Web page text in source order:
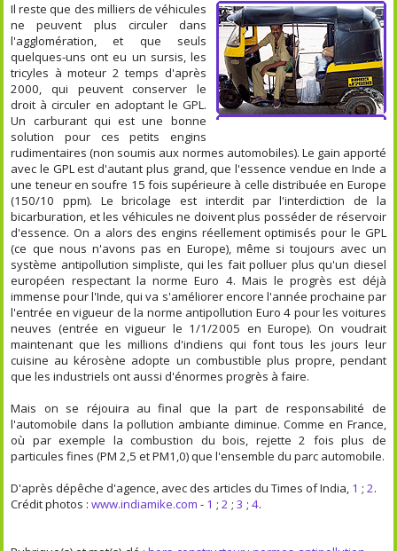
Il reste que des milliers de véhicules
ne peuvent plus circuler dans
l'agglomération, et que seuls
quelques-uns ont eu un sursis, les
tricyles à moteur 2 temps d'après
2000, qui peuvent conserver le
droit à circuler en adoptant le GPL.
Un carburant qui est une bonne
solution pour ces petits engins
rudimentaires (non soumis aux normes automobiles). Le gain apporté
avec le GPL est d'autant plus grand, que l'essence vendue en Inde a
une teneur en soufre 15 fois supérieure à celle distribuée en Europe
(150/10 ppm). Le bricolage est interdit par l'interdiction de la
bicarburation, et les véhicules ne doivent plus posséder de réservoir
d'essence. On a alors des engins réellement optimisés pour le GPL
(ce que nous n'avons pas en Europe), même si toujours avec un
système antipollution simpliste, qui les fait polluer plus qu'un diesel
européen respectant la norme Euro 4. Mais le progrès est déjà
immense pour l'Inde, qui va s'améliorer encore l'année prochaine par
l'entrée en vigueur de la norme antipollution Euro 4 pour les voitures
neuves (entrée en vigueur le 1/1/2005 en Europe). On voudrait
maintenant que les millions d'indiens qui font tous les jours leur
cuisine au kérosène adopte un combustible plus propre, pendant
que les industriels ont aussi d'énormes progrès à faire.
Mais on se réjouira au final que la part de responsabilité de
l'automobile dans la pollution ambiante diminue. Comme en France,
où par exemple la combustion du bois, rejette 2 fois plus de
particules fines (PM 2,5 et PM1,0) que l'ensemble du parc automobile.
D'après dépêche d'agence, avec des articles du Times of India, 1 ;2.
Crédit photos :www.indiamike.com - 1 ;2 ;3 ;4.